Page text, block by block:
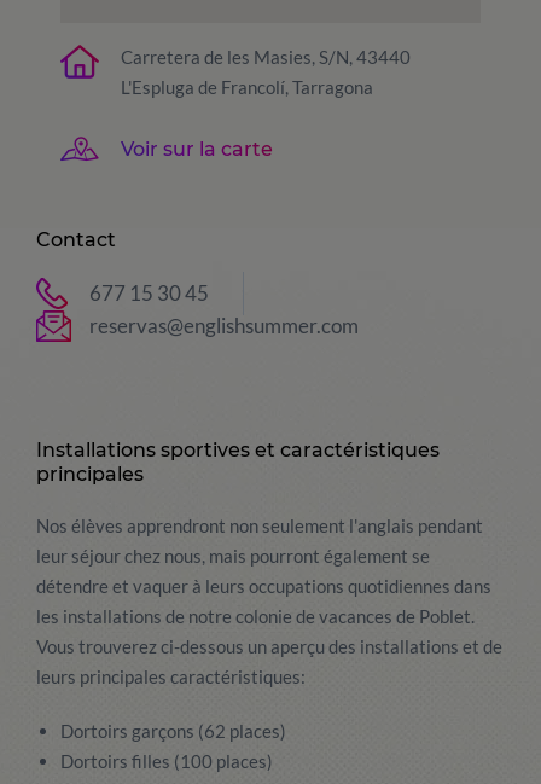
Carretera de les Masies, S/N, 43440
L'Espluga de Francolí, Tarragona
Voir sur la carte
Contact
677 15 30 45
reservas@englishsummer.com
Installations sportives et caractéristiques
principales
Nos élèves apprendront non seulement l'anglais pendant
leur séjour chez nous, mais pourront également se
détendre et vaquer à leurs occupations quotidiennes dans
les installations de notre colonie de vacances de Poblet.
Vous trouverez ci-dessous un aperçu des installations et de
leurs principales caractéristiques:
Dortoirs garçons (62 places)
Dortoirs filles (100 places)